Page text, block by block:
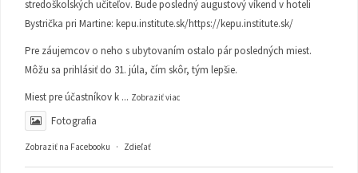
stredoškolských učiteľov. Bude posledný augustový víkend v hoteli
Bystrička pri Martine: kepu.institute.sk/https://kepu.institute.sk/
Pre záujemcov o neho s ubytovaním ostalo pár posledných miest.
Môžu sa prihlásiť do 31. júla, čím skôr, tým lepšie.
Miest pre účastníkov k ... Zobraziť viac
Fotografia
Zobraziť na Facebooku · Zdieľať